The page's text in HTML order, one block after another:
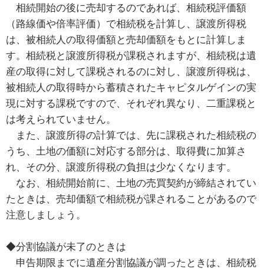
相続開始の後に売却するのであれば、相続税評価額
（路線価や倍率評価）で相続税を計算し、譲渡所得税
は、被相続人の取得価額と売却価額をもとに計算しま
す。相続税と譲渡所得税が課税されますが、相続税は遺
産の取得に対して課税されるのに対し、譲渡所得税は、
被相続人の取得時から蓄積されたキャピタルゲインの実
現に対する課税ですので、それぞれ異なり、二重課税と
は考えられていません。
また、譲渡所得の計算では、先に課税された相続税の
うち、土地の価額に対応する部分は、取得費に加算さ
れ、その分、譲渡所得税の負担は少なくなります。
なお、相続開始前に、土地の売買契約が締結されてい
たときは、売却価額で相続税が課されることがあるので
注意しましょう。
◆分割協議が未了のときは
申告期限までに遺産分割協議が調ったときは、相続税